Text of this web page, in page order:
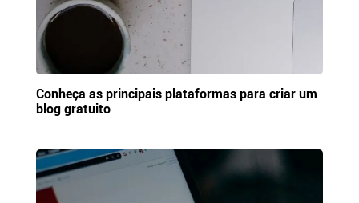
Conheça as principais plataformas para criar um
blog gratuito